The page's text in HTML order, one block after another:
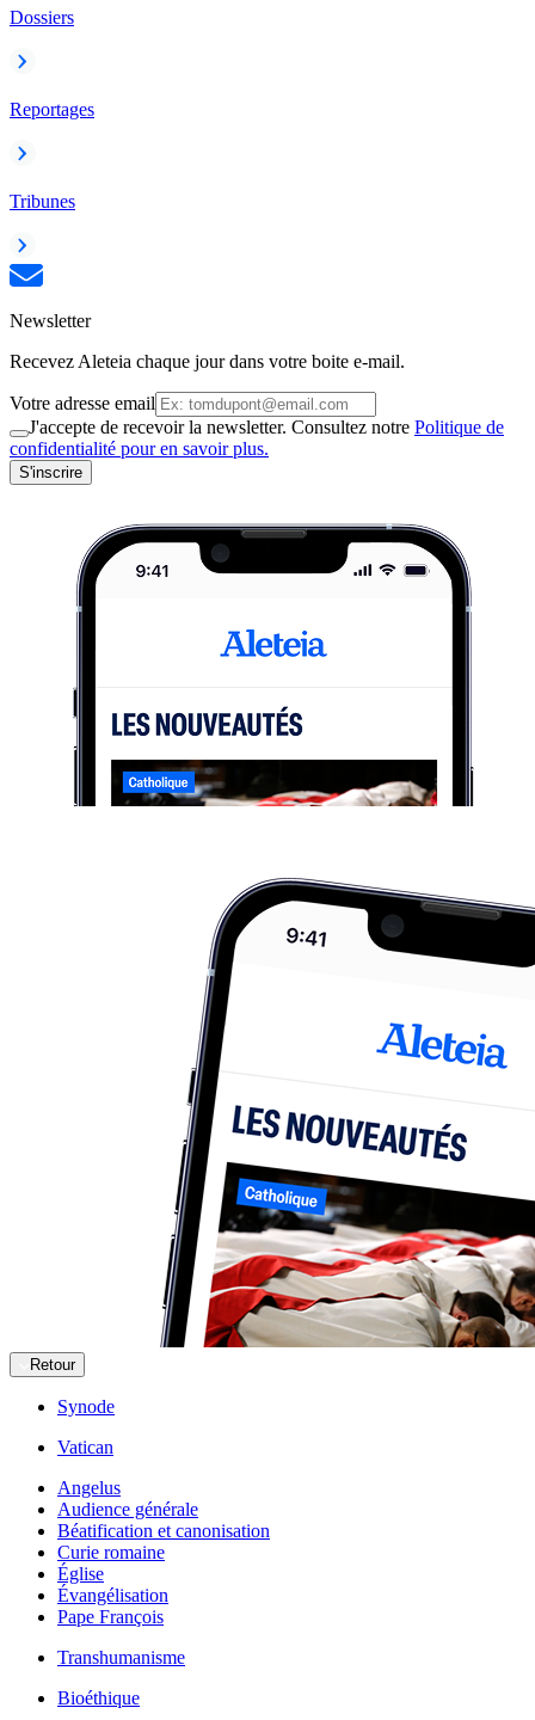
Dossiers
Reportages
Tribunes
Newsletter
Recevez Aleteia chaque jour dans votre boite e-mail.
Votre adresse email
J'accepte de recevoir la newsletter. Consultez notre Politique de
confidentialité pour en savoir plus.
S'inscrire
Retour
Synode
Vatican
Angelus
Audience générale
Béatification et canonisation
Curie romaine
Église
Évangélisation
Pape François
Transhumanisme
Bioéthique